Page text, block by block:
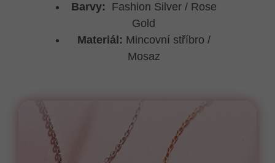
Barvy: Fashion Silver / Rose
Gold
Materiál: Mincovní stříbro /
Mosaz